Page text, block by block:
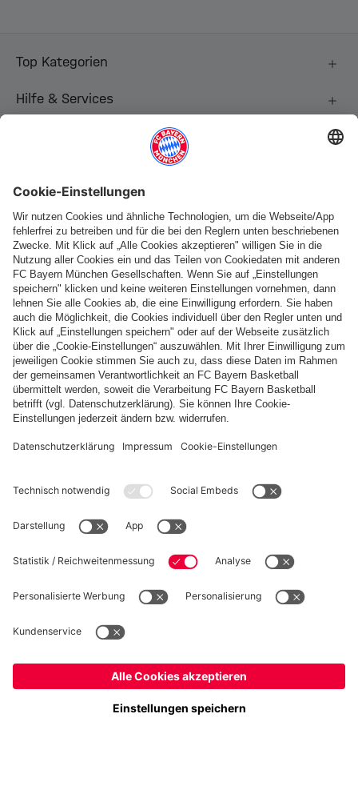
Top Kategorien
Hilfe & Services
Folge uns
Zahlung & Lieferung
FC Bayern Store App
WIDERRUF
Datenschutz
Cookie Details
Preise inklusive MwSt. und zzgl. Versandkosten
© FC Bayern München AG
FC Bayern München AG, Säbener Str. 51-57, 81547 München
Ja,Deutschland, um dorthin zu liefern!
Nein,Global, um dorthin zu liefern!